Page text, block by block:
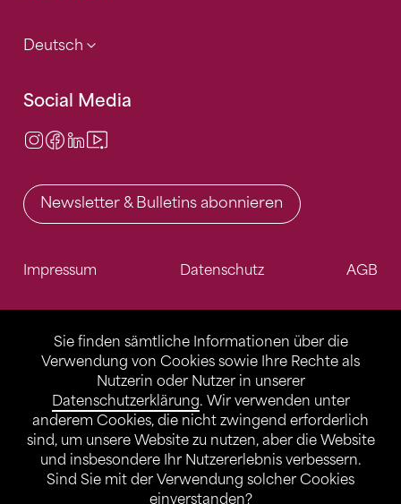
Sie finden sämtliche Informationen über die
Verwendung von Cookies sowie Ihre Rechte als
Nutzerin oder Nutzer in unserer
Datenschutzerklärung. Wir verwenden unter
anderem Cookies, die nicht zwingend erforderlich
sind, um unsere Website zu nutzen, aber die Website
und insbesondere Ihr Nutzererlebnis verbessern.
Sind Sie mit der Verwendung solcher Cookies
einverstanden?
Deutsch
Social Media
Instagram
Facebook
LinkedIn
Newsletter & Bulletins abonnieren
Impressum Datenschutz AGB